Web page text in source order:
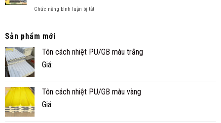
CÀ
KHÔNG?
BAO
Chức năng bình luận bị tắtở
CÁCH
HƠN
Sản phẩm mới
Tôn cách nhiệt PU/GB màu trắng
Giá:
Tôn cách nhiệt PU/GB màu vàng
Giá: